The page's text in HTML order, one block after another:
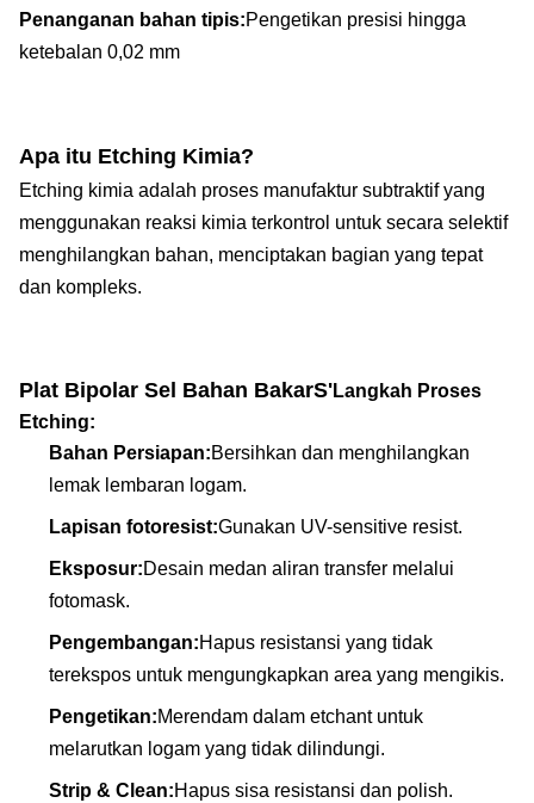
Penanganan bahan tipis:Pengetikan presisi hingga
ketebalan 0,02 mm
Apa itu Etching Kimia?
Etching kimia adalah proses manufaktur subtraktif yang
menggunakan reaksi kimia terkontrol untuk secara selektif
menghilangkan bahan, menciptakan bagian yang tepat
dan kompleks.
Plat Bipolar Sel Bahan BakarS'Langkah Proses
Etching:
Bahan Persiapan:Bersihkan dan menghilangkan
lemak lembaran logam.
Lapisan fotoresist:Gunakan UV-sensitive resist.
Eksposur:Desain medan aliran transfer melalui
fotomask.
Pengembangan:Hapus resistansi yang tidak
terekspos untuk mengungkapkan area yang mengikis.
Pengetikan:Merendam dalam etchant untuk
melarutkan logam yang tidak dilindungi.
Strip & Clean:Hapus sisa resistansi dan polish.